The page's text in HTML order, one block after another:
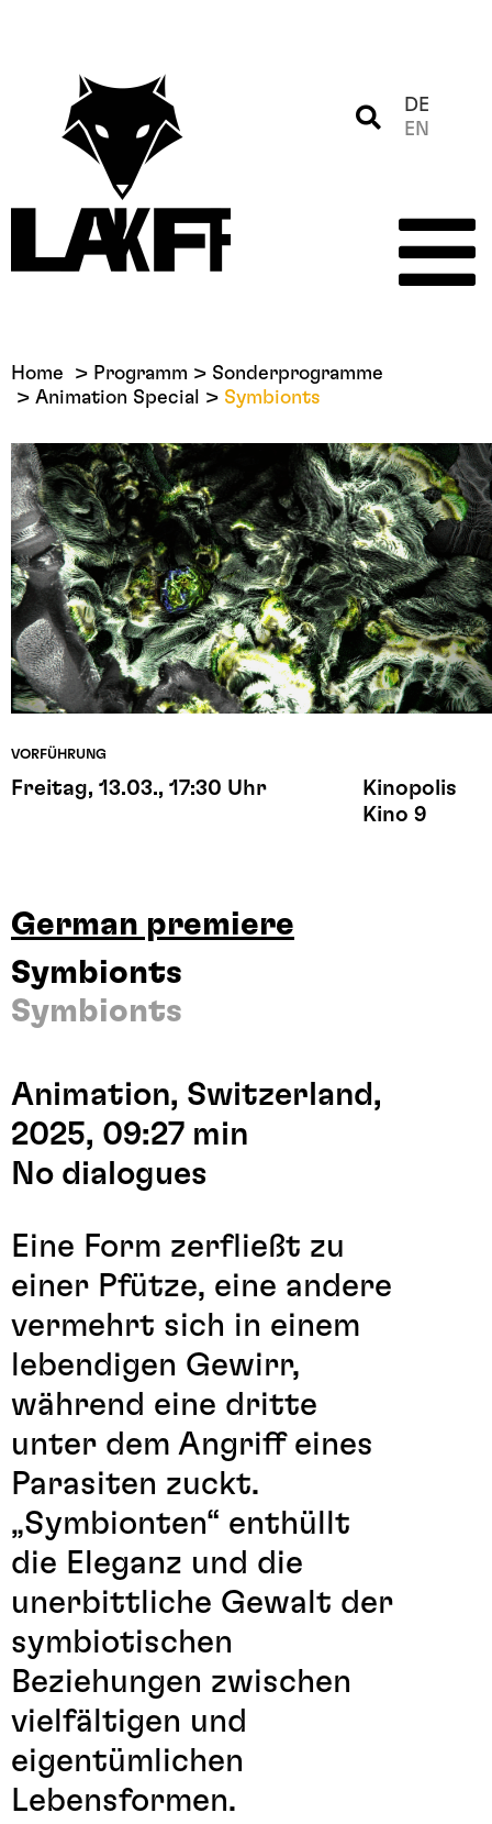
DE
EN
Home Programm
Sonderprogramme
Animation Special
Symbionts
VORFÜHRUNG
Freitag, 13.03., 17:30 Uhr
Kinopolis
Kino 9
German premiere
Symbionts
Symbionts
Animation, Switzerland,
2025, 09:27 min
No dialogues
Eine Form zerfließt zu
einer Pfütze, eine andere
vermehrt sich in einem
lebendigen Gewirr,
während eine dritte
unter dem Angriff eines
Parasiten zuckt.
„Symbionten“ enthüllt
die Eleganz und die
unerbittliche Gewalt der
symbiotischen
Beziehungen zwischen
vielfältigen und
eigentümlichen
Lebensformen.